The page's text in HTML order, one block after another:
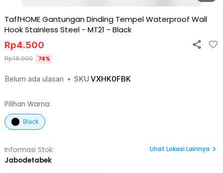
TaffHOME Gantungan Dinding Tempel Waterproof Wall
Hook Stainless Steel - MT21 - Black
Belum ada ulasan • SKU VXHK0FBK
Rp4.500
Rp16.900 74%
Pilihan Warna:
Black
Informasi Stok:
Jabodetabek
Lihat Lokasi Lainnya